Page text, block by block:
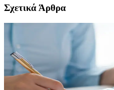
Σχετικά Άρθρα